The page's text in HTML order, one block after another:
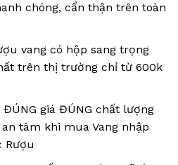
chóng, cẩn thận trên toàn
vang có hộp sang trọng
trên thị trường chỉ từ 600k
giá ĐÚNG chất lượng
tâm khi mua Vang nhập
Rượu